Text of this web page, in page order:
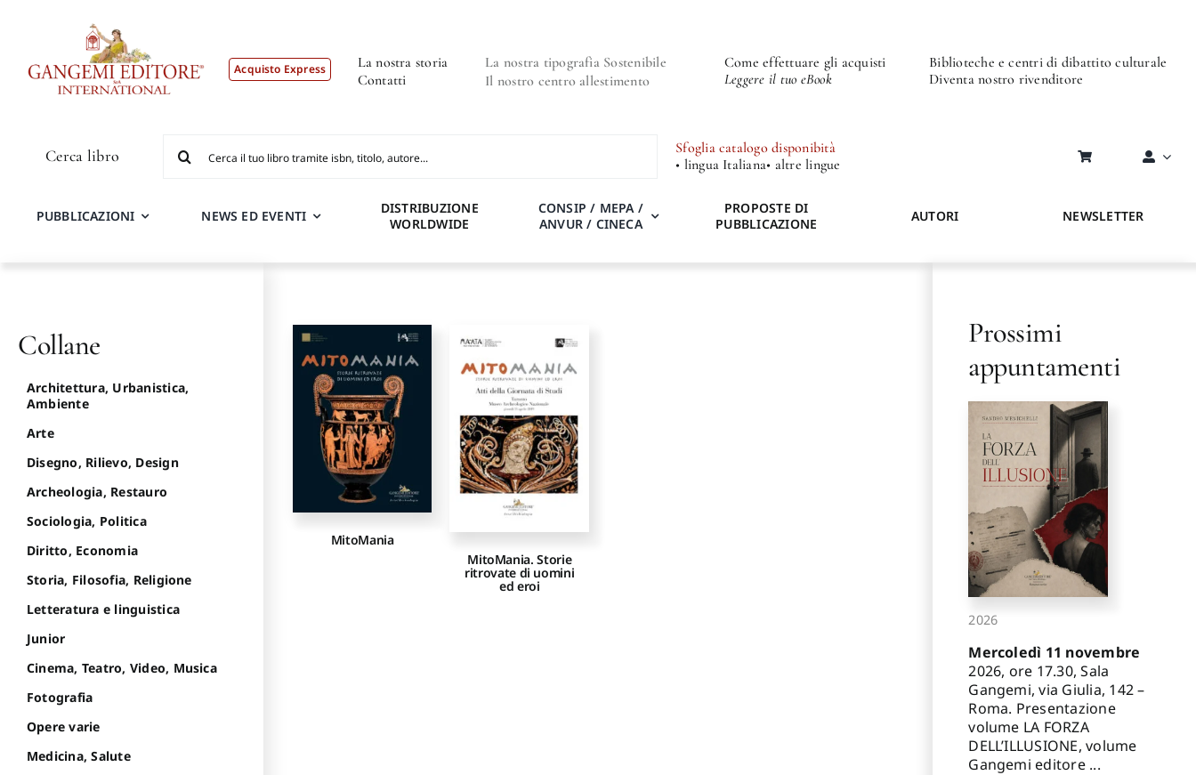
Acquisto Express
La nostra storia
Contatti
La nostra tipografia Sostenibile
Il nostro centro allestimento
Come effettuare gli acquisti
Leggere il tuo eBook
Biblioteche e centri di dibattito culturale
Diventa nostro rivenditore
Cerca libro
per:
Sfoglia catalogo disponibità
• lingua Italiana• altre lingue
PUBBLICAZIONI NEWS ED EVENTI
DISTRIBUZIONE
WORLDWIDE
CONSIP / MEPA /
ANVUR / CINECA
PROPOSTE DI
PUBBLICAZIONE
AUTORI NEWSLETTER
MitoMania
MitoMania. Storie
ritrovate di uomini
ed eroi
Collane
Architettura, Urbanistica,
Ambiente
Arte
Disegno, Rilievo, Design
Archeologia, Restauro
Sociologia, Politica
Diritto, Economia
Storia, Filosofia, Religione
Letteratura e linguistica
Junior
Cinema, Teatro, Video, Musica
Fotografia
Opere varie
Medicina, Salute
Prossimi
appuntamenti
2026
Mercoledì 11 novembre
2026, ore 17.30, Sala
Gangemi, via Giulia, 142 –
Roma. Presentazione
volume LA FORZA
DELL’ILLUSIONE, volume
Gangemi editore ...